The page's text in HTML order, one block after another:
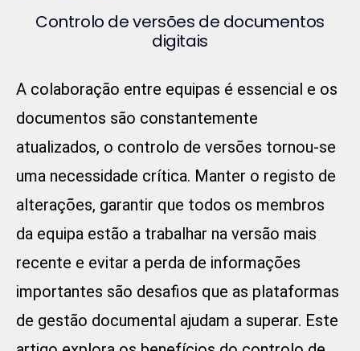
Controlo de versões de documentos
digitais
A colaboração entre equipas é essencial e os
documentos são constantemente
atualizados, o controlo de versões tornou-se
uma necessidade crítica. Manter o registo de
alterações, garantir que todos os membros
da equipa estão a trabalhar na versão mais
recente e evitar a perda de informações
importantes são desafios que as plataformas
de gestão documental ajudam a superar. Este